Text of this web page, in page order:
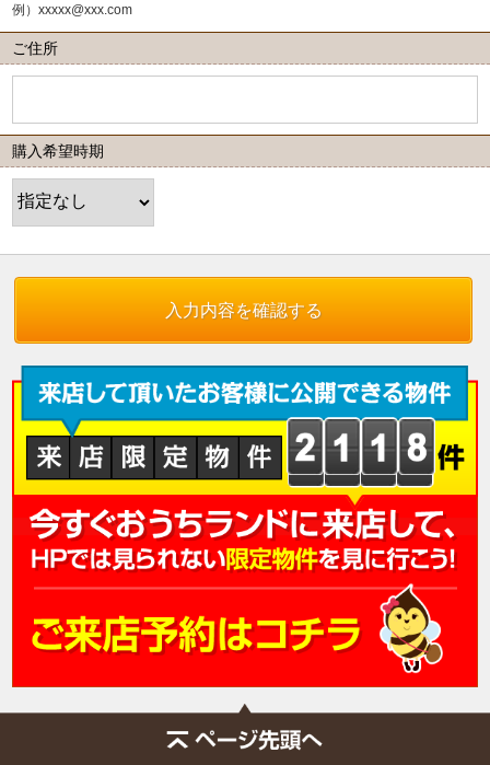
例）xxxxx@xxx.com
ご住所
購入希望時期
入力内容を確認する